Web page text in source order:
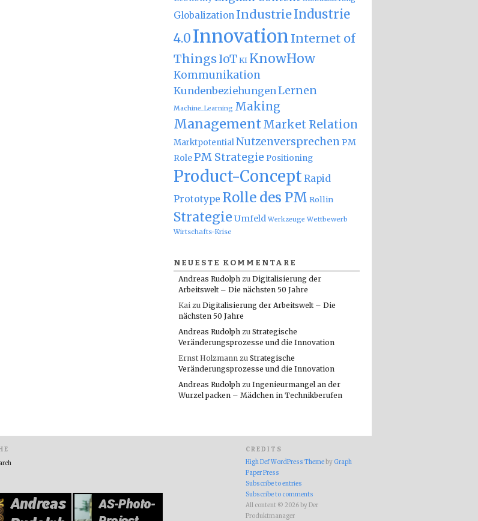
Globalization IndustrieIndustrie
4.0Innovation Internet of
ThingsIoT KI KnowHow
Kommunikation
Kundenbeziehungen Lernen
Machine_Learning Making
Management Market Relation
MarktpotentialNutzenversprechen PM
RolePM Strategie Positioning
Product-ConceptRapid
Prototype Rolle des PM Rollin
Strategie Umfeld Werkzeuge Wettbewerb
Wirtschafts-Krise
NEUESTE KOMMENTARE
Andreas Rudolph zu Digitalisierung der
Arbeitswelt – Die nächsten 50 Jahre
Kai zu Digitalisierung der Arbeitswelt – Die
nächsten 50 Jahre
Andreas Rudolph zu Strategische
Veränderungsprozesse und die Innovation
Ernst Holzmann zu Strategische
Veränderungsprozesse und die Innovation
Andreas Rudolph zu Ingenieurmangel an der
Wurzel packen – Mädchen in Technikberufen
CREDITS
High Def WordPress Theme by Graph
Paper Press
Subscribe to entries
Subscribe to comments
All content © 2026 by Der
Produktmanager